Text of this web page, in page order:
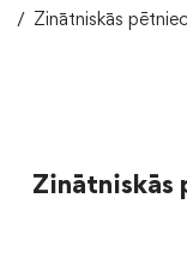
Zinātniskās
Zinātniskās